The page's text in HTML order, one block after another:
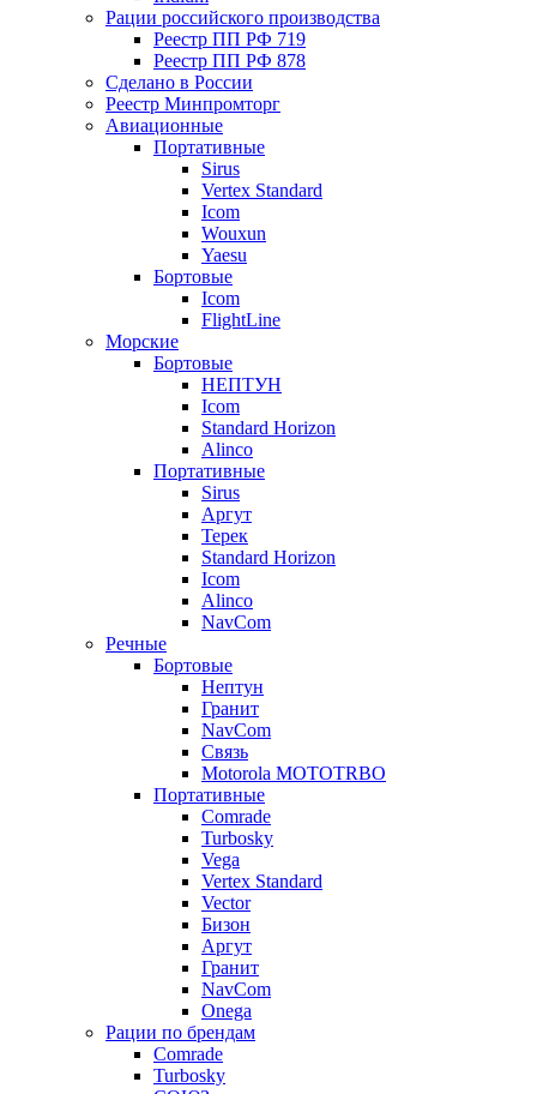
Рации российского производства
Реестр ПП РФ 719
Реестр ПП РФ 878
Сделано в России
Реестр Минпромторг
Авиационные
Портативные
Sirus
Vertex Standard
Icom
Wouxun
Yaesu
Бортовые
Icom
FlightLine
Морские
Бортовые
НЕПТУН
Icom
Standard Horizon
Alinco
Портативные
Sirus
Аргут
Терек
Standard Horizon
Icom
Alinco
NavCom
Речные
Бортовые
Нептун
Гранит
NavCom
Связь
Motorola MOTOTRBO
Портативные
Comrade
Turbosky
Vega
Vertex Standard
Vector
Бизон
Аргут
Гранит
NavCom
Onega
Рации по брендам
Comrade
Turbosky